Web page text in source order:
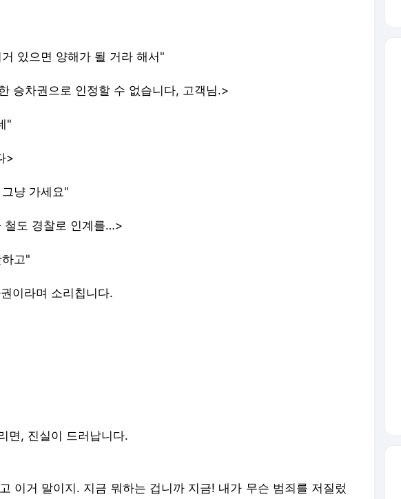
있으면 양해가 될 거라 해서"
승차권으로 인정할 수 없습니다, 고객님.>
"
>
냥 가세요"
철도 경찰로 인계를…>
고"
이라며 소리칩니다.
면, 진실이 드러납니다.
이거 말이지. 지금 뭐하는 겁니까 지금! 내가 무슨 범죄를 저질렀